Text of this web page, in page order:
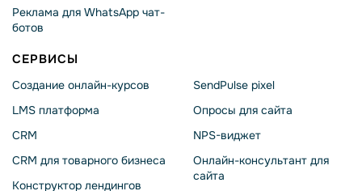
Реклама для WhatsApp чат-
ботов
СЕРВИСЫ
Создание онлайн-курсов
LMS платформа
CRM
CRM для товарного бизнеса
Конструктор лендингов
SendPulse pixel
Опросы для сайта
NPS-виджет
Онлайн-консультант для
сайта